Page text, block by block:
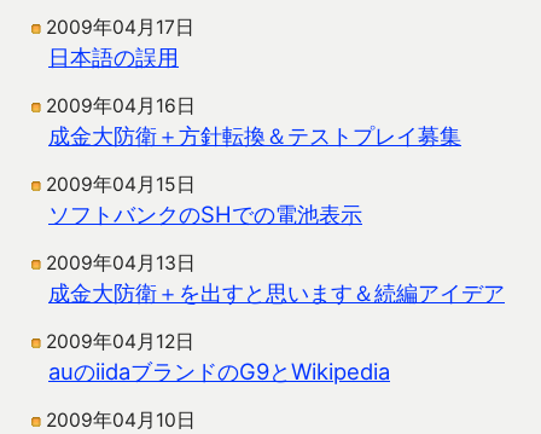
2009年04月17日
日本語の誤用
2009年04月16日
成金大防衛＋方針転換＆テストプレイ募集
2009年04月15日
ソフトバンクのSHでの電池表示
2009年04月13日
成金大防衛＋を出すと思います＆続編アイデア
2009年04月12日
auのiidaブランドのG9とWikipedia
2009年04月10日